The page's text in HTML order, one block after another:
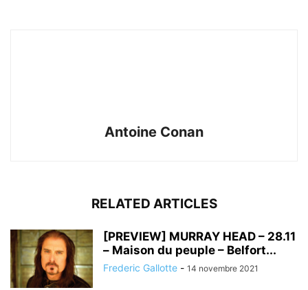
Antoine Conan
RELATED ARTICLES
[PREVIEW] MURRAY HEAD – 28.11
– Maison du peuple – Belfort...
Frederic Gallotte - 14 novembre 2021